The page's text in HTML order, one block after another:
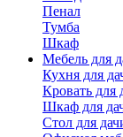
Пенал
Тумба
Шкаф
Мебель для
Кухня для
Кровать для
Шкаф для
Стол для